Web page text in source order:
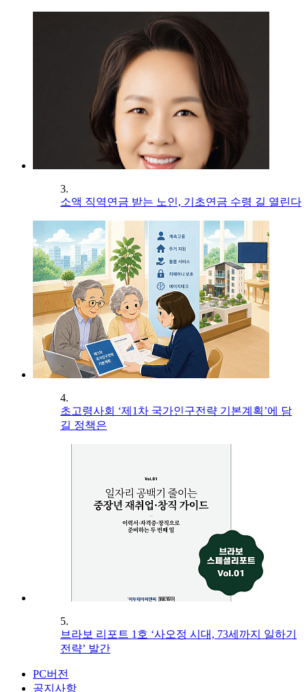
3.
소액 직역연금 받는 노인, 기초연금 수령 길 열린다
4.
초고령사회 ‘제1차 국가인구전략 기본계획’에 담
길 정책은
5.
브라보 리포트 1호 ‘사오정 시대, 73세까지 일하기
전략’ 발간
PC버전
공지사항